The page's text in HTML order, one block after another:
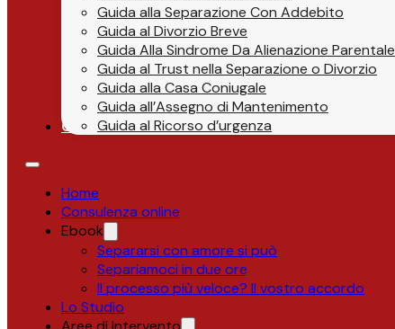
Guida alla Separazione Con Addebito
Guida al Divorzio Breve
Guida Alla Sindrome Da Alienazione Parentale
Guida al Trust nella Separazione o Divorzio
Guida alla Casa Coniugale
Guida all’Assegno di Mantenimento
Guida al Ricorso d’urgenza
Contatti
Home
Consulenza online
Ebook
Separarsi con amore si può
Separiamoci in due ore
Il processo più veloce? Il vostro accordo
Lo Studio